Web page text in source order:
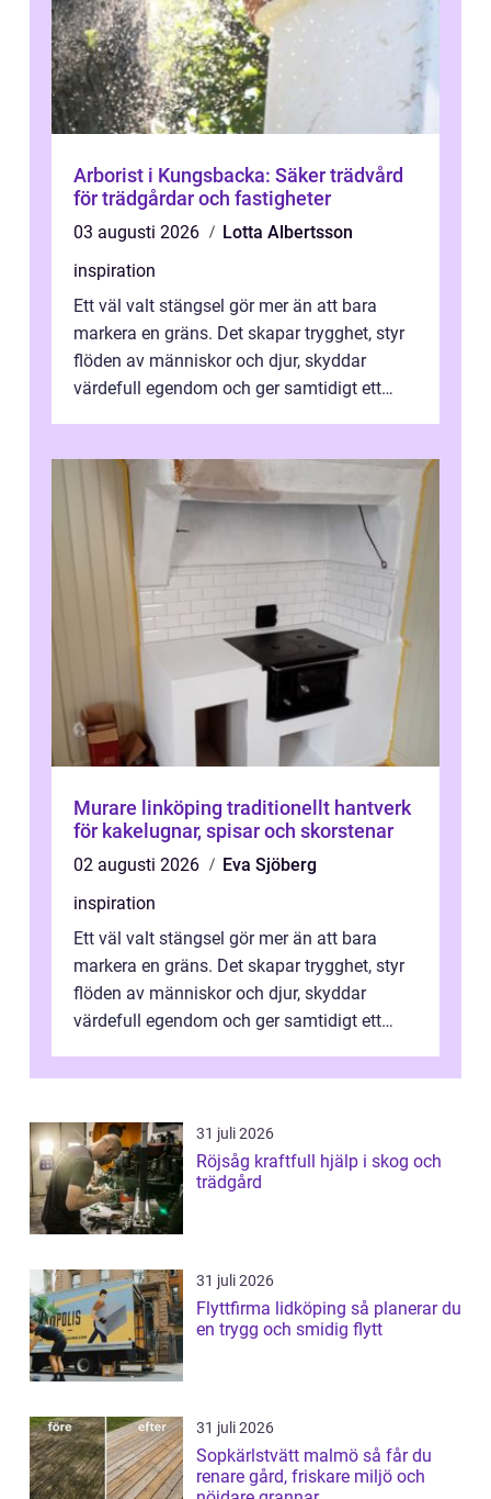
Arborist i Kungsbacka: Säker trädvård
för trädgårdar och fastigheter
03 augusti 2026
Lotta Albertsson
inspiration
Ett väl valt stängsel gör mer än att bara
markera en gräns. Det skapar trygghet, styr
flöden av människor och djur, skyddar
värdefull egendom och ger samtidigt ett
Murare linköping traditionellt hantverk
för kakelugnar, spisar och skorstenar
02 augusti 2026
Eva Sjöberg
inspiration
Ett väl valt stängsel gör mer än att bara
markera en gräns. Det skapar trygghet, styr
flöden av människor och djur, skyddar
värdefull egendom och ger samtidigt ett
31 juli 2026
Röjsåg kraftfull hjälp i skog och
trädgård
31 juli 2026
Flyttfirma lidköping så planerar du
en trygg och smidig flytt
31 juli 2026
Sopkärlstvätt malmö så får du
renare gård, friskare miljö och